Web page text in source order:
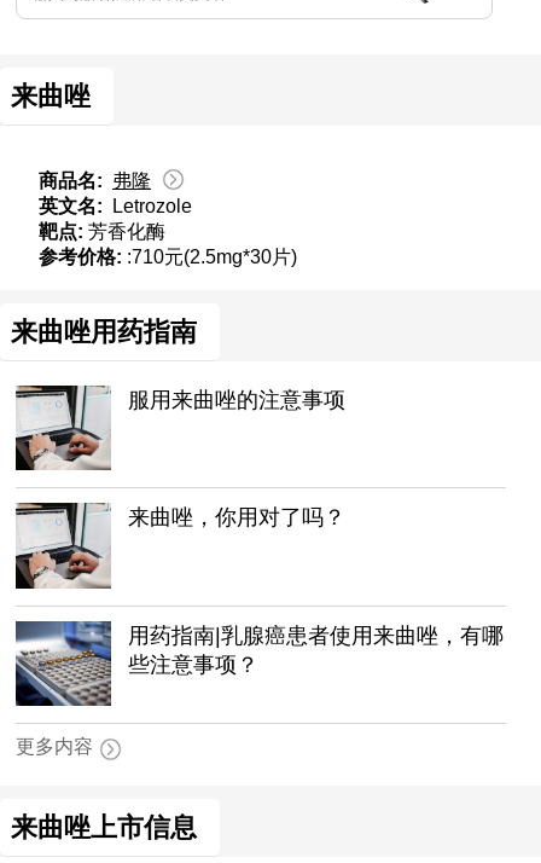
来曲唑
商品名: 弗隆
英文名:
Letrozole
靶点: 芳香化酶
参考价格: :710元(2.5mg*30片)
来曲唑用药指南
服用来曲唑的注意事项
来曲唑，你用对了吗？
用药指南|乳腺癌患者使用来曲唑，有哪
些注意事项？
更多内容
来曲唑上市信息